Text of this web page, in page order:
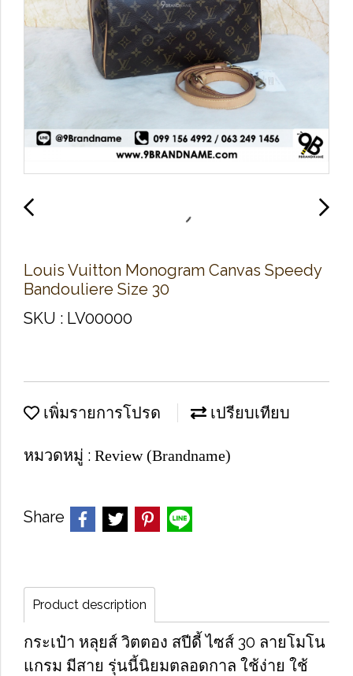
Louis Vuitton Monogram Canvas Speedy
Bandouliere Size 30
SKU : LV00000
เพิ่มรายการโปรด เปรียบเทียบ
หมวดหมู่ : Review (Brandname)
Share
Product description
กระเป๋า หลุยส์ วิตตอง สปีดี้ ไซส์ 30 ลายโมโน
แกรม มีสาย รุ่นนี้นิยมตลอดกาล ใช้ง่าย ใช้